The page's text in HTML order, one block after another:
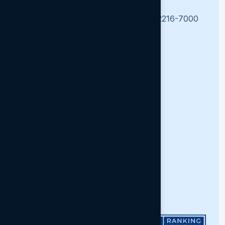
2216-6100, 2216-5100, 2216-3000, 2216-7000